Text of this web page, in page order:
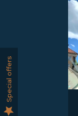
Special offers